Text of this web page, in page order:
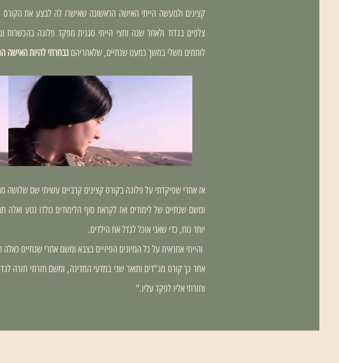
קצינים ולמעשה הייתי האישה הראשונה שאישרו לה לבצע את
צלפים בגדוד ולאחר שנה וחצי הייתי סגנית מפקד פלוגה
לוחמים משלי במשך כמעט שנתיים, שלאחריהם נבחרתי להיות האישה
אז אחרי שפיקדתי על פלוגה בקורס קצינים קרביים עשיתי שם שלושה
ומשם שנתיים של לימודים ואז לקראת סוף הלימודים נולדו נטע
יותר נוח, כדי שאני אוכל לגדל את הילדים.
והייתי אחראית על כל המיונים הפיזיים בצבא ומשם אחרי שנתיים
וחזרתי אליו לפקד עליו."